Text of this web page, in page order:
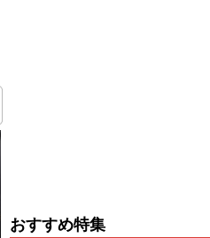
おすすめ特集